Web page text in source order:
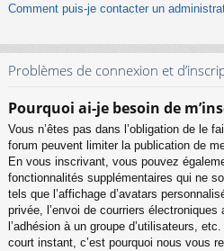
Comment puis-je contacter un
Problèmes de connexion et
Pourquoi ai-je besoin de
Vous n’êtes pas dans l’obligation de le
forum peuvent limiter la publication de
En vous inscrivant, vous pouvez
fonctionnalités supplémentaires qui ne
tels que l’affichage d’avatars
privée, l’envoi de courriers
l’adhésion à un groupe d’utilisateurs,
court instant, c’est pourquoi nous vous